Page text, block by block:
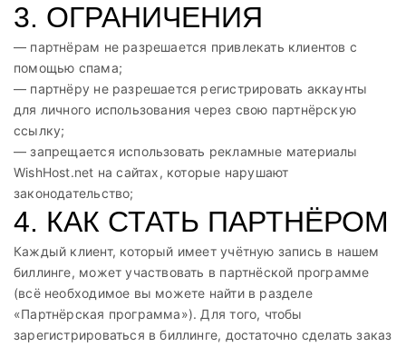
3. ОГРАНИЧЕНИЯ
— партнёрам не разрешается привлекать клиентов с
помощью спама;
— партнёру не разрешается регистрировать аккаунты
для личного использования через свою партнёрскую
ссылку;
— запрещается использовать рекламные материалы
WishHost.net на сайтах, которые нарушают
законодательство;
4. КАК СТАТЬ ПАРТНЁРОМ
Каждый клиент, который имеет учётную запись в нашем
биллинге, может участвовать в партнёской программе
(всё необходимое вы можете найти в разделе
«Партнёрская программа»). Для того, чтобы
зарегистрироваться в биллинге, достаточно сделать заказ